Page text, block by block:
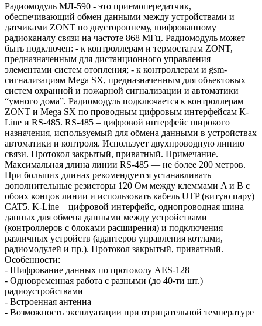
Радиомодуль МЛ-590 - это приемопередатчик,
обеспечивающий обмен данными между устройствами и
датчиками ZONT по двустороннему, шифрованному
радиоканалу связи на частоте 868 МГц. Радиомодуль может
быть подключен: - к контроллерам и термостатам ZONT,
предназначенным для дистанционного управления
элементами систем отопления; - к контроллерам и gsm-
сигнализациям Mega SX, предназначенным для объектовых
систем охранной и пожарной сигнализации и автоматики
“умного дома”. Радиомодуль подключается к контроллерам
ZONT и Mega SX по проводным цифровым интерфейсам К-
Line и RS-485. RS-485 – цифровой интерфейс широкого
назначения, используемый для обмена данными в устройствах
автоматики и контроля. Использует двухпроводную линию
связи. Протокол закрытый, приватный. Примечание.
Максимальная длина линии RS-485 — не более 200 метров.
При больших длинах рекомендуется устанавливать
дополнительные резисторы 120 Ом между клеммами A и B с
обоих концов линии и использовать кабель UTP (витую пару)
CAT5. K-Line – цифровой интерфейс, однопроводная шина
данных для обмена данными между устройствами
(контроллеров с блоками расширения) и подключения
различных устройств (адаптеров управления котлами,
радиомодулей и пр.). Протокол закрытый, приватный.
Особенности:
- Шифрование данных по протоколу AES-128
- Одновременная работа с разными (до 40-ти шт.)
радиоустройствами
- Встроенная антенна
- Возможность эксплуатации при отрицательной температуре